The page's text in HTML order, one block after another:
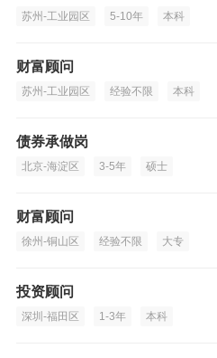
苏州-工业园区 5-10年 本科
财富顾问
苏州-工业园区 经验不限 本科
债券承做岗
北京-海淀区 3-5年 硕士
财富顾问
徐州-铜山区 经验不限 大专
投资顾问
深圳-福田区 1-3年 本科